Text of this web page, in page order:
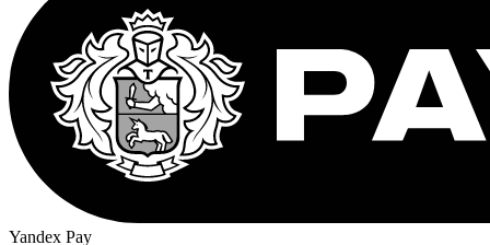
Yandex Pay